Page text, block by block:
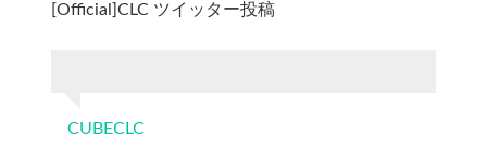
[Official]CLC ツイッター投稿
CUBECLC